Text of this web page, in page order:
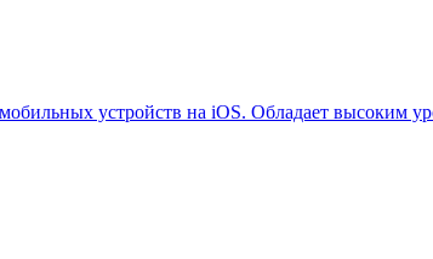
устройств на iOS. Обладает высоким